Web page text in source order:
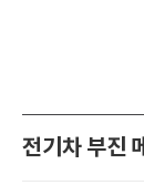
전기차 부진